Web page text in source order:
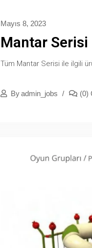
Mayıs 8, 2023
Mantar Serisi
Tüm Mantar Serisi ile ilgili
ByAdmin_jobs (0)